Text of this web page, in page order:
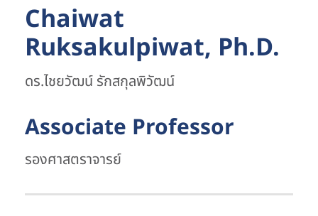
Chaiwat
Ruksakulpiwat, Ph.D.
ดร.ไชยวัฒน์ รักสกุลพิวัฒน์
Associate Professor
รองศาสตราจารย์